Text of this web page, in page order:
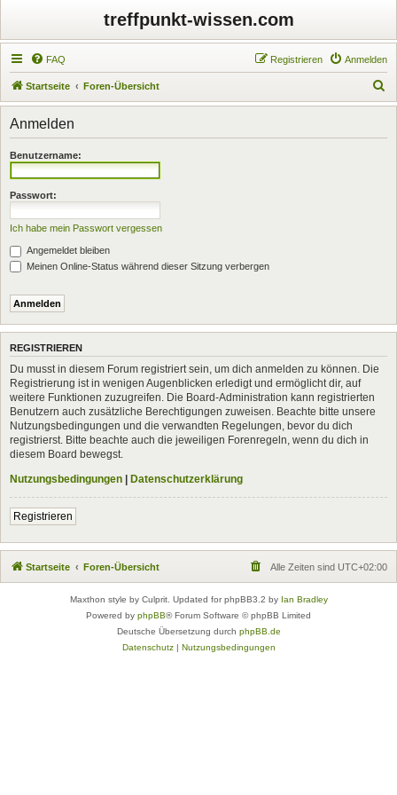
treffpunkt-wissen.com
FAQ Anmelden
Registrieren
Startseite Foren-Übersicht
u
Anmelden
Benutzername:
Passwort:
Ich habe mein Passwort vergessen
Angemeldet bleiben
Meinen Online-Status während dieser Sitzung verbergen
REGISTRIEREN
Du musst in diesem Forum registriert sein, um dich anmelden zu können. Die
Registrierung ist in wenigen Augenblicken erledigt und ermöglicht dir, auf
weitere Funktionen zuzugreifen. Die Board-Administration kann registrierten
Benutzern auch zusätzliche Berechtigungen zuweisen. Beachte bitte unsere
Nutzungsbedingungen und die verwandten Regelungen, bevor du dich
registrierst. Bitte beachte auch die jeweiligen Forenregeln, wenn du dich in
diesem Board bewegst.
Nutzungsbedingungen | Datenschutzerklärung
Registrieren
Startseite Foren-Übersicht Alle Zeiten sind UTC+02:00
Maxthon style by Culprit. Updated for phpBB3.2 by Ian Bradley
Powered by phpBB® Forum Software © phpBB Limited
Deutsche Übersetzung durch phpBB.de
Datenschutz| Nutzungsbedingungen